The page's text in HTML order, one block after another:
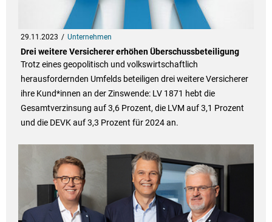
29.11.2023 Unternehmen
Drei weitere Versicherer erhöhen Überschussbeteiligung
Trotz eines geopolitisch und volkswirtschaftlich
herausfordernden Umfelds beteiligen drei weitere Versicherer
ihre Kund*innen an der Zinswende: LV 1871 hebt die
Gesamtverzinsung auf 3,6 Prozent, die LVM auf 3,1 Prozent
und die DEVK auf 3,3 Prozent für 2024 an.